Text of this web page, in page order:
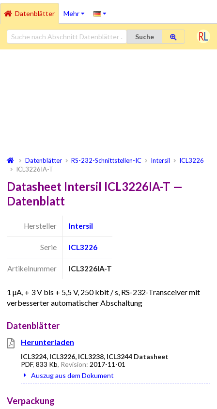
Datenblätter Mehr
Suche
Datenblätter RS-232-Schnittstellen-IC Intersil
ICL3226
ICL3226IA-T
Datasheet Intersil ICL3226IA-T —
Datenblatt
Hersteller Intersil
Serie ICL3226
Artikelnummer ICL3226IA-T
1 µA, + 3 V bis + 5,5 V, 250 kbit / s, RS-232-Transceiver mit
verbesserter automatischer Abschaltung
Datenblätter
Herunterladen
ICL3224, ICL3226, ICL3238, ICL3244 Datasheet
PDF, 833 Kb, Revision: 2017-11-01
Auszug aus dem Dokument
Verpackung